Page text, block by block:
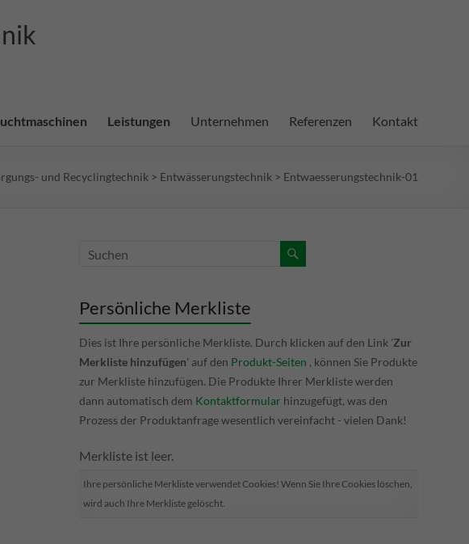
Leistungen Unternehmen Referenzen Kontakt
und Recyclingtechnik > Entwässerungstechnik > Entwaesserungstechnik-01
Persönliche Merkliste
Dies ist Ihre persönliche Merkliste. Durch klicken auf den Link 'Zur
Merkliste hinzufügen' auf den Produkt-Seiten , können Sie Produkte
zur Merkliste hinzufügen. Die Produkte Ihrer Merkliste werden
dann automatisch dem Kontaktformular hinzugefügt, was den
Prozess der Produktanfrage wesentlich vereinfacht - vielen Dank!
Merkliste ist leer.
Ihre persönliche Merkliste verwendet Cookies! Wenn Sie Ihre Cookies löschen,
wird auch Ihre Merkliste gelöscht.